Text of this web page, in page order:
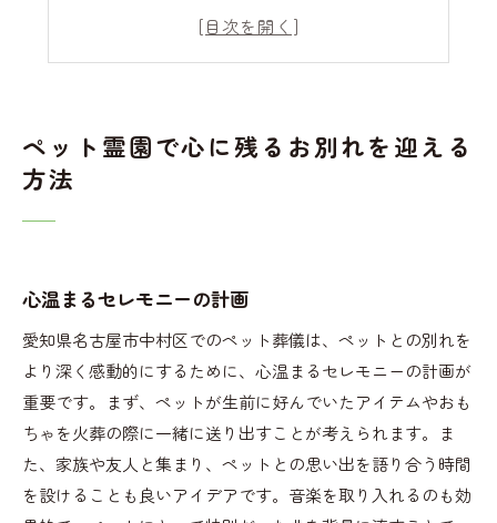
愛知県名古屋市中村区のペット霊園の魅力
地域に密着したサポート体制
アクセスの良さと駐車場の完備
多様な宗教・文化に対応可能
地域に根ざした温かみのあるペット葬儀とは
地元の伝統を活かした葬儀
地域の花を使った華やかな祭壇
地元風習を取り入れた供養祭
ペット霊園で心に残るお別れを迎える
方法
心温まるセレモニーの計画
愛知県名古屋市中村区でのペット葬儀は、ペットとの別れを
より深く感動的にするために、心温まるセレモニーの計画が
重要です。まず、ペットが生前に好んでいたアイテムやおも
ちゃを火葬の際に一緒に送り出すことが考えられます。ま
た、家族や友人と集まり、ペットとの思い出を語り合う時間
を設けることも良いアイデアです。音楽を取り入れるのも効